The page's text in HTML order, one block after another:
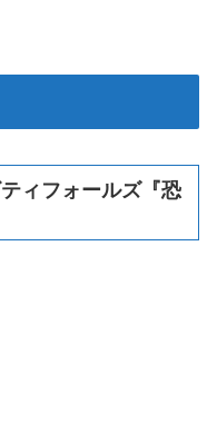
ィフォールズ『恐